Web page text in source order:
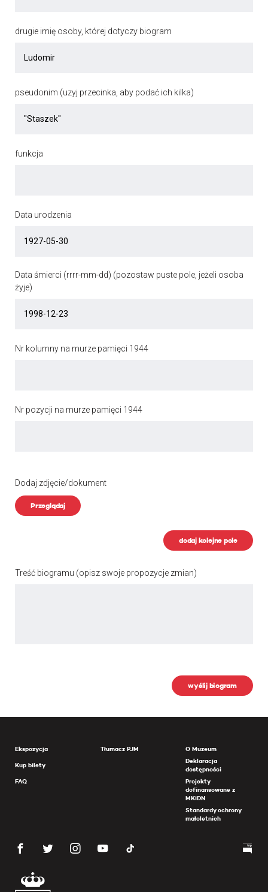
drugie imię osoby, której dotyczy biogram
pseudonim (uzyj przecinka, aby podać ich kilka)
funkcja
Data urodzenia
Data śmierci (rrrr-mm-dd) (pozostaw puste pole, jeżeli osoba
żyje)
Nr kolumny na murze pamięci 1944
Nr pozycji na murze pamięci 1944
Dodaj zdjęcie/dokument
Przeglądaj
dodaj kolejne pole
Treść biogramu (opisz swoje propozycje zmian)
wyślij biogram
Ekspozycja
Kup bilety
FAQ
Tłumacz PJM
O Muzeum
Deklaracja
dostępności
Projekty
dofinansowane z
MKiDN
Standardy ochrony
małoletnich